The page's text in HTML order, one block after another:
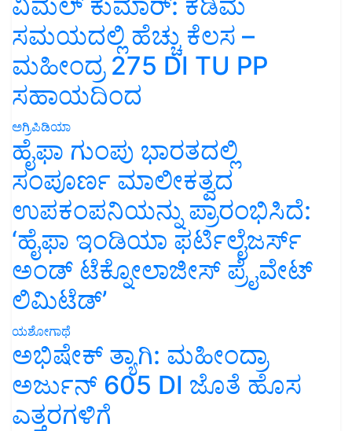
ಸಮಯದಲ್ಲಿ ಹೆಚ್ಚು ಕೆಲಸ –
ಮಹೀಂದ್ರ 275 DI TU PP
ಸಹಾಯದಿಂದ
ಅಗ್ರಿಪಿಡಿಯಾ
ಹೈಫಾ ಗುಂಪು ಭಾರತದಲ್ಲಿ
ಸಂಪೂರ್ಣ ಮಾಲೀಕತ್ವದ
ಉಪಕಂಪನಿಯನ್ನು ಪ್ರಾರಂಭಿಸಿದೆ:
‘ಹೈಫಾ ಇಂಡಿಯಾ ಫರ್ಟಿಲೈಜರ್ಸ್
ಅಂಡ್ ಟೆಕ್ನೋಲಾಜೀಸ್ ಪ್ರೈವೇಟ್
ಲಿಮಿಟೆಡ್’
ಯಶೋಗಾಥೆ
ಅಭಿಷೇಕ್ ತ್ಯಾಗಿ: ಮಹೀಂದ್ರಾ
ಅರ್ಜುನ್ 605 DI ಜೊತೆ ಹೊಸ
ಎತ್ತರಗಳಿಗೆ